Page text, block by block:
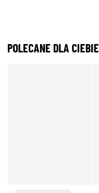
POLECANE DLA CIEBIE